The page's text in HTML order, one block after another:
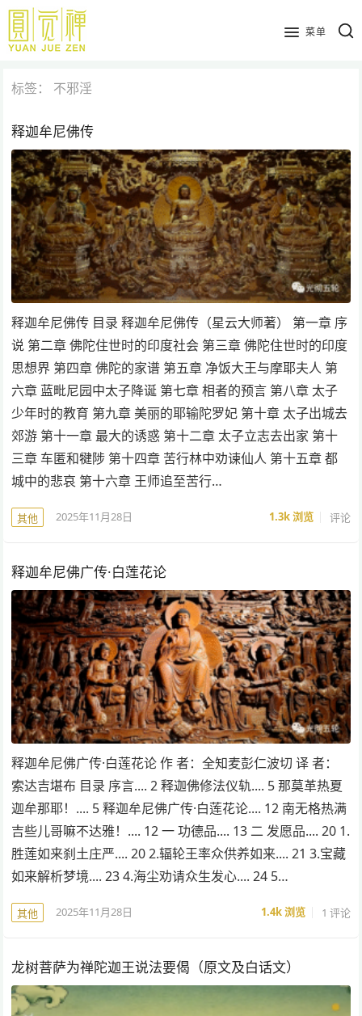
跳
主
内
菜单
标签： 不邪淫
释迦牟尼佛传
释迦牟尼佛传 目录 释迦牟尼佛传（星云大师著） 第一章 序
说 第二章 佛陀住世时的印度社会 第三章 佛陀住世时的印度
思想界 第四章 佛陀的家谱 第五章 净饭大王与摩耶夫人 第
六章 蓝毗尼园中太子降诞 第七章 相者的预言 第八章 太子
少年时的教育 第九章 美丽的耶输陀罗妃 第十章 太子出城去
郊游 第十一章 最大的诱惑 第十二章 太子立志去出家 第十
三章 车匿和犍陟 第十四章 苦行林中劝谏仙人 第十五章 都
城中的悲哀 第十六章 王师追至苦行…
其他 2025年11月28日 1.3k浏览 评论
释迦牟尼佛广传·白莲花论
释迦牟尼佛广传·白莲花论 作 者：全知麦彭仁波切 译 者：
索达吉堪布 目录 序言.... 2 释迦佛修法仪轨.... 5 那莫革热夏
迦牟那耶！.... 5 释迦牟尼佛广传·白莲花论.... 12 南无格热满
吉些儿哥嘛不达雅！.... 12 一 功德品.... 13 二 发愿品.... 20 1.
胜莲如来刹土庄严.... 20 2.辐轮王率众供养如来.... 21 3.宝藏
如来解析梦境.... 23 4.海尘劝请众生发心.... 24 5…
其他 2025年11月28日 1.4k浏览 1 评论
龙树菩萨为禅陀迦王说法要偈（原文及白话文）